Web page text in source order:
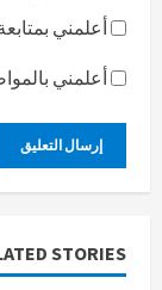
أعلمني
أعلمني
STORIES